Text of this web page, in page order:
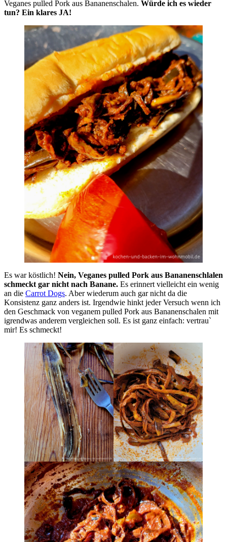
Veganes pulled Pork aus Bananenschalen. Würde ich es wieder
tun? Ein klares JA!
Es war köstlich! Nein, Veganes pulled Pork aus Bananenschlalen
schmeckt gar nicht nach Banane. Es erinnert vielleicht ein wenig
an die Carrot Dogs. Aber wiederum auch gar nicht da die
Konsistenz ganz anders ist. Irgendwie hinkt jeder Versuch wenn ich
den Geschmack von veganem pulled Pork aus Bananenschalen mit
igrendwas anderem vergleichen soll. Es ist ganz einfach: vertrauˋ
mir! Es schmeckt!